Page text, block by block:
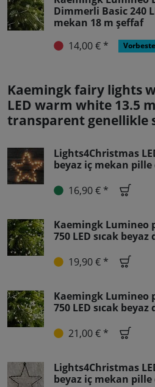
Dimmerli Basic 240
mekan 18 m şeffaf
14,00 € *
Kaemingk fairy lights
LED warm white 13.5
transparent genellikle
Lights4Christmas
beyaz iç mekan pille
16,90 € *
Kaemingk Lumineo
750 LED sıcak
19,90 € *
Kaemingk Lumineo
750 LED sıcak
21,00 € *
Lights4Christmas
beyaz iç mekan pille